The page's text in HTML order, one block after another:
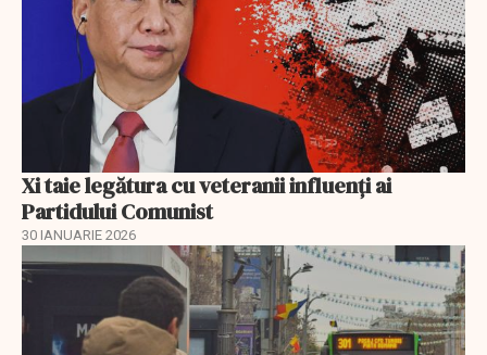
Xi taie legătura cu veteranii influenți ai
Partidului Comunist
30 IANUARIE 2026